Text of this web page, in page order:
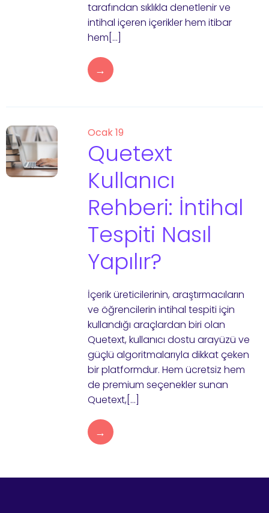
tarafından sıklıkla denetlenir ve
intihal içeren içerikler hem itibar
hem[…]
→
Ocak 19
Quetext
Kullanıcı
Rehberi: İntihal
Tespiti Nasıl
Yapılır?
İçerik üreticilerinin, araştırmacıların
ve öğrencilerin intihal tespiti için
kullandığı araçlardan biri olan
Quetext, kullanıcı dostu arayüzü ve
güçlü algoritmalarıyla dikkat çeken
bir platformdur. Hem ücretsiz hem
de premium seçenekler sunan
Quetext,[…]
→